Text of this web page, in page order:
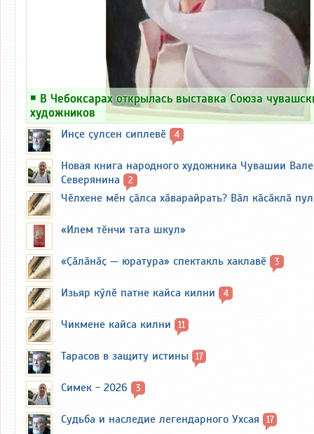
￭ В Чебоксарах открылась выставка Союза
художников
Инҫе ҫулсен сиплевӗ 4
Новая книга народного художника Чувашии
Северянина
2
Чӗлхене мӗн ҫӑлса хӑварайрать? Вӑл кӑсӑклӑ
«Илем тӗнчи тата шкул»
«Ҫӑлӑнӑҫ — юратура» спектакль хаклавӗ 3
Изьяр кӳлӗ патне кайса килни 4
Чикмене кайса килни 11
Тарасов в защиту истины 17
Симек - 2026 3
Судьба и наследие легендарного Ухсая 17